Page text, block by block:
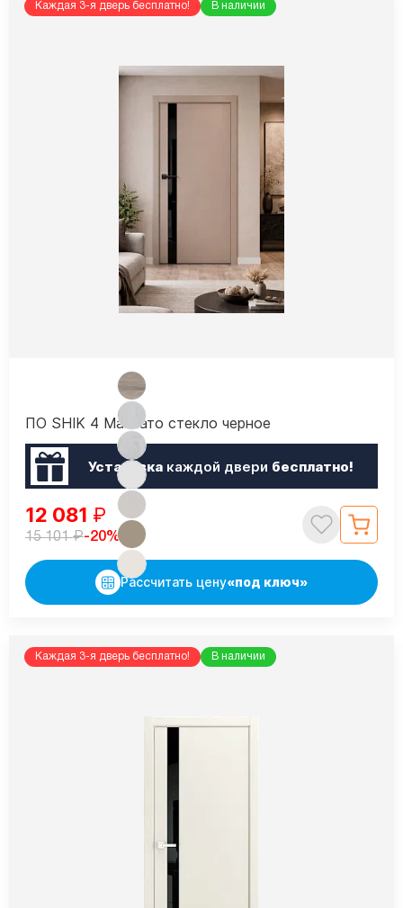
Каждая 3-я дверь бесплатно! В наличии
ПО SHIK 4 Макиато стекло черное
Установкакаждой двери бесплатно!
12 081 ₽
15 101₽-20%
Рассчитать цену«под ключ»
Каждая 3-я дверь бесплатно! В наличии